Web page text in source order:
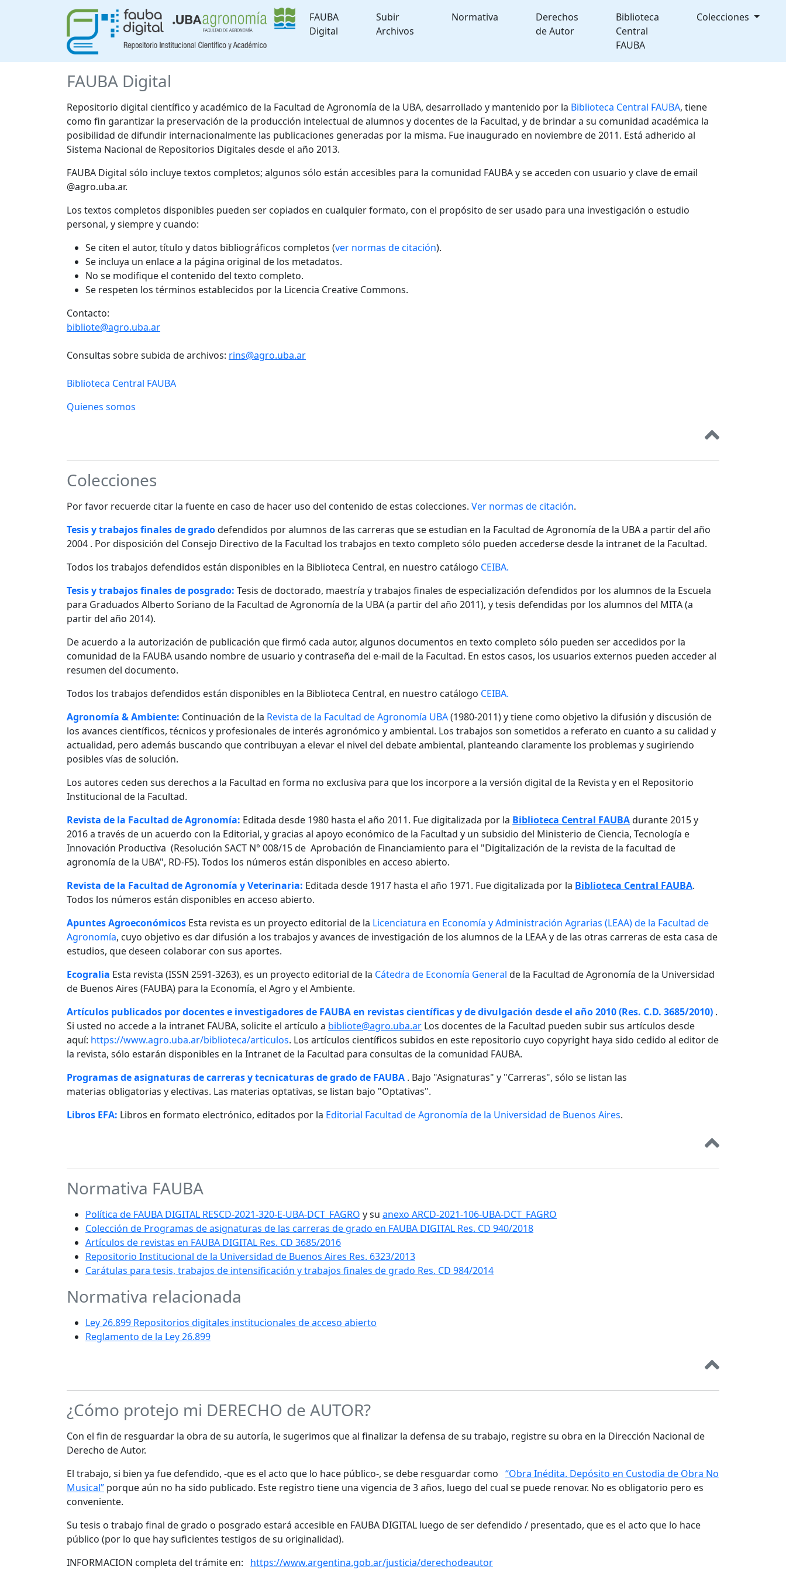
FAUBA
Digital
Subir
Archivos
Normativa
Derechos
de Autor
Biblioteca
Central
FAUBA
Colecciones
FAUBA Digital
Repositorio digital científico y académico de la Facultad de Agronomía de la UBA, desarrollado y mantenido por la Biblioteca Central FAUBA, tiene
como fin garantizar la preservación de la producción intelectual de alumnos y docentes de la Facultad, y de brindar a su comunidad académica la
posibilidad de difundir internacionalmente las publicaciones generadas por la misma. Fue inaugurado en noviembre de 2011. Está adherido al
Sistema Nacional de Repositorios Digitales desde el año 2013.
FAUBA Digital sólo incluye textos completos; algunos sólo están accesibles para la comunidad FAUBA y se acceden con usuario y clave de email
@agro.uba.ar.
Los textos completos disponibles pueden ser copiados en cualquier formato, con el propósito de ser usado para una investigación o estudio
personal, y siempre y cuando:
Se citen el autor, título y datos bibliográficos completos (ver normas de citación).
Se incluya un enlace a la página original de los metadatos.
No se modifique el contenido del texto completo.
Se respeten los términos establecidos por la Licencia Creative Commons.
Contacto:
bibliote@agro.uba.ar
Consultas sobre subida de archivos: rins@agro.uba.ar
Biblioteca Central FAUBA
Quienes somos
Colecciones
Por favor recuerde citar la fuente en caso de hacer uso del contenido de estas colecciones. Ver normas de citación.
Tesis y trabajos finales de gradodefendidos por alumnos de las carreras que se estudian en la Facultad de Agronomía de la UBA a partir del año
2004 . Por disposición del Consejo Directivo de la Facultad los trabajos en texto completo sólo pueden accederse desde la intranet de la Facultad.
Todos los trabajos defendidos están disponibles en la Biblioteca Central, en nuestro catálogo CEIBA.
Tesis y trabajos finales de posgrado: Tesis de doctorado, maestría y trabajos finales de especialización defendidos por los alumnos de la Escuela
para Graduados Alberto Soriano de la Facultad de Agronomía de la UBA (a partir del año 2011), y tesis defendidas por los alumnos del MITA (a
partir del año 2014).
De acuerdo a la autorización de publicación que firmó cada autor, algunos documentos en texto completo sólo pueden ser accedidos por la
comunidad de la FAUBA usando nombre de usuario y contraseña del e-mail de la Facultad. En estos casos, los usuarios externos pueden acceder al
resumen del documento.
Todos los trabajos defendidos están disponibles en la Biblioteca Central, en nuestro catálogo CEIBA.
Agronomía & Ambiente: Continuación de la Revista de la Facultad de Agronomía UBA(1980-2011) y tiene como objetivo la difusión y discusión de
los avances científicos, técnicos y profesionales de interés agronómico y ambiental. Los trabajos son sometidos a referato en cuanto a su calidad y
actualidad, pero además buscando que contribuyan a elevar el nivel del debate ambiental, planteando claramente los problemas y sugiriendo
posibles vías de solución.
Los autores ceden sus derechos a la Facultad en forma no exclusiva para que los incorpore a la versión digital de la Revista y en el Repositorio
Institucional de la Facultad.
Revista de la Facultad de Agronomía: Editada desde 1980 hasta el año 2011. Fue digitalizada por la Biblioteca Central FAUBAdurante 2015 y
2016 a través de un acuerdo con la Editorial, y gracias al apoyo económico de la Facultad y un subsidio del Ministerio de Ciencia, Tecnología e
Innovación Productiva (Resolución SACT N° 008/15 de Aprobación de Financiamiento para el "Digitalización de la revista de la facultad de
agronomía de la UBA", RD-F5). Todos los números están disponibles en acceso abierto.
Revista de la Facultad de Agronomía y Veterinaria: Editada desde 1917 hasta el año 1971. Fue digitalizada por la Biblioteca Central FAUBA.
Todos los números están disponibles en acceso abierto.
Apuntes Agroeconómicos Esta revista es un proyecto editorial de la Licenciatura en Economía y Administración Agrarias (LEAA) de la Facultad de
Agronomía, cuyo objetivo es dar difusión a los trabajos y avances de investigación de los alumnos de la LEAA y de las otras carreras de esta casa de
estudios, que deseen colaborar con sus aportes.
Ecogralia Esta revista (ISSN 2591-3263), es un proyecto editorial de la Cátedra de Economía General de la Facultad de Agronomía de la Universidad
de Buenos Aires (FAUBA) para la Economía, el Agro y el Ambiente.
Artículos publicados por docentes e investigadores de FAUBA en revistas científicas y de divulgación desde el año 2010 (Res. C.D. 3685/2010) .
Si usted no accede a la intranet FAUBA, solicite el artículo a bibliote@agro.uba.ar Los docentes de la Facultad pueden subir sus artículos desde
aquí: https://www.agro.uba.ar/biblioteca/articulos. Los artículos científicos subidos en este repositorio cuyo copyright haya sido cedido al editor de
la revista, sólo estarán disponibles en la Intranet de la Facultad para consultas de la comunidad FAUBA.
Programas de asignaturas de carreras y tecnicaturas de grado de FAUBA . Bajo "Asignaturas" y "Carreras", sólo se listan las
materias obligatorias y electivas. Las materias optativas, se listan bajo "Optativas".
Libros EFA: Libros en formato electrónico, editados por la Editorial Facultad de Agronomía de la Universidad de Buenos Aires.
Normativa FAUBA
Política de FAUBA DIGITAL RESCD-2021-320-E-UBA-DCT_FAGRO y su anexo ARCD-2021-106-UBA-DCT_FAGRO
Colección de Programas de asignaturas de las carreras de grado en FAUBA DIGITAL Res. CD 940/2018
Artículos de revistas en FAUBA DIGITAL Res. CD 3685/2016
Repositorio Institucional de la Universidad de Buenos Aires Res. 6323/2013
Carátulas para tesis, trabajos de intensificación y trabajos finales de grado Res. CD 984/2014
Normativa relacionada
Ley 26.899 Repositorios digitales institucionales de acceso abierto
Reglamento de la Ley 26.899
¿Cómo protejo mi DERECHO de AUTOR?
Con el fin de resguardar la obra de su autoría, le sugerimos que al finalizar la defensa de su trabajo, registre su obra en la Dirección Nacional de
Derecho de Autor.
El trabajo, si bien ya fue defendido, -que es el acto que lo hace público-, se debe resguardar como “Obra Inédita. Depósito en Custodia de Obra No
Musical” porque aún no ha sido publicado. Este registro tiene una vigencia de 3 años, luego del cual se puede renovar. No es obligatorio pero es
conveniente.
Su tesis o trabajo final de grado o posgrado estará accesible en FAUBA DIGITAL luego de ser defendido / presentado, que es el acto que lo hace
público (por lo que hay suficientes testigos de su originalidad).
INFORMACION completa del trámite en:
https://www.argentina.gob.ar/justicia/derechodeautor